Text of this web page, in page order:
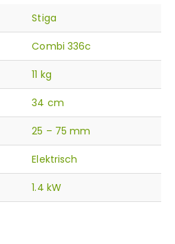
Stiga
Combi 336c
11 kg
34 cm
25 – 75 mm
Elektrisch
1.4 kW